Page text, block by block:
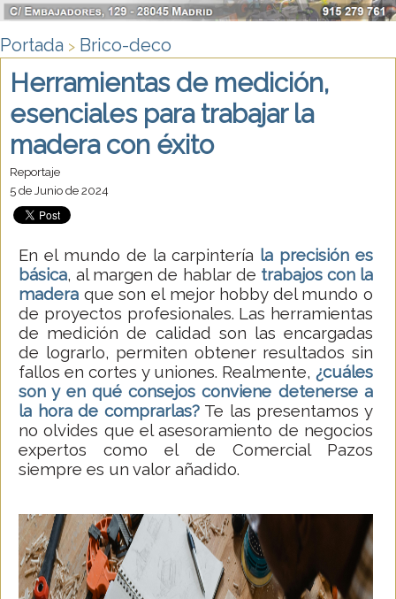
Portada > Brico-deco
Herramientas de medición,
esenciales para trabajar la
madera con éxito
Reportaje
5 de Junio de 2024
En el mundo de la carpintería la precisión es
básica, al margen de hablar de trabajos con la
madera que son el mejor hobby del mundo o
de proyectos profesionales. Las herramientas
de medición de calidad son las encargadas
de lograrlo, permiten obtener resultados sin
fallos en cortes y uniones. Realmente, ¿cuáles
son y en qué consejos conviene detenerse a
la hora de comprarlas?Te las presentamos y
no olvides que el asesoramiento de negocios
expertos como el de Comercial Pazos
siempre es un valor añadido.